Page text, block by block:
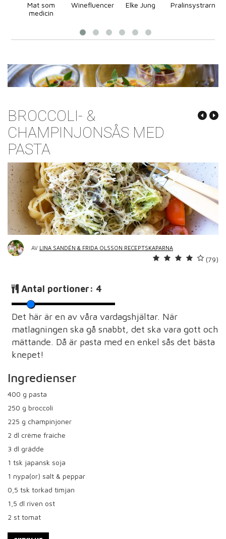
Mat som
medicin
Winefluencer Elke Jung
Pralinsystrarna
BROCCOLI- &
CHAMPINJONSÅS MED
PASTA
AV LINA SANDÉN & FRIDA OLSSON RECEPTSKAPARNA
(79)
Antal portioner: 4
Det här är en av våra vardagshjältar. När
matlagningen ska gå snabbt, det ska vara gott och
mättande. Då är pasta med en enkel sås det bästa
knepet!
Ingredienser
400 g pasta
250 g broccoli
225 g champinjoner
2 dl crème fraiche
3 dl grädde
1 tsk japansk soja
1 nypa(or) salt & peppar
0,5 tsk torkad timjan
1,5 dl riven ost
2 st tomat